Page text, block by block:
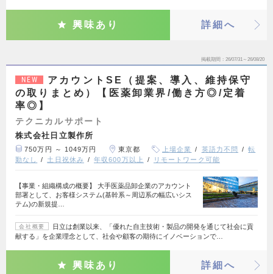
興味あり 詳細へ
掲載期間 26/07/31～26/08/20
NEW
アカウントSE（提案、導入、維持保守
の取りまとめ）【医薬卸業界/働き方◎/定着
率◎】
テクニカルサポート
株式会社日立製作所
750万円 ～ 1049万円 東京都 上場企業 英語力不問
転
勤なし
土日祝休み 年収600万以上 リモートワーク可能
【事業・組織構成の概要】 大手医薬品卸企業のアカウント
部署として、お客様システム(基幹系～周辺系の幅広いシス
テム)の新規提…
会社概要
日立は創業以来、「優れた自主技術・製品の開発を通じて社会に貢
献する」を企業理念として、社会や顧客の期待にイノベーションで…
興味あり 詳細へ